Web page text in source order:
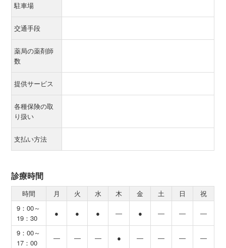
駐車場
交通手段
薬局の薬剤師
数
提供サービス
各種保険の取
り扱い
支払い方法
診療時間
時間 月 火 水 木 金 土 日
祝
9：00～
19：30
● ● ● ― ● ― ― ―
9：00～
17：00
― ― ― ● ― ― ― ―